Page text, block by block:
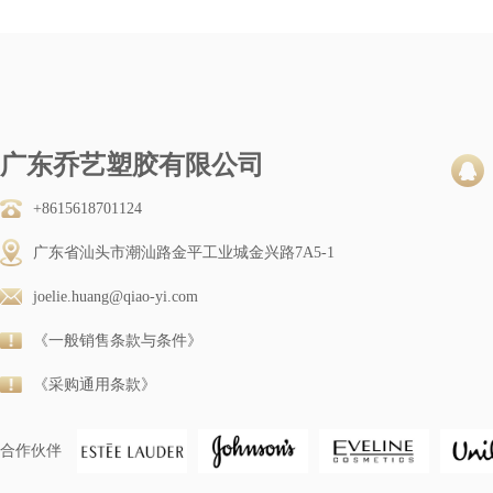
广东乔艺塑胶有限公司
+8615618701124
广东省汕头市潮汕路金平工业城金兴路7A5-1
joelie.huang@qiao-yi.com
《一般销售条款与条件》
《采购通用条款》
合作伙伴